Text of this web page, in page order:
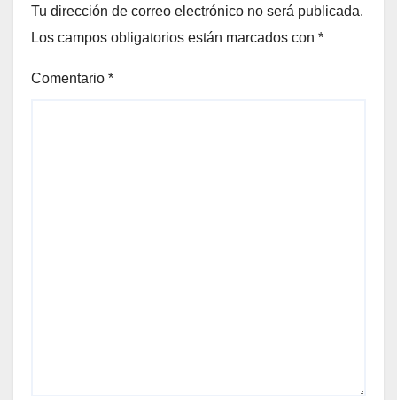
Tu dirección de correo electrónico no será publicada.
Los campos obligatorios están marcados con *
Comentario *